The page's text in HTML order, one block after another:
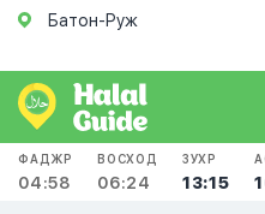
Батон-Руж
ФАДЖР
04:58
ВОСХОД
06:24
ЗУХР
13:15